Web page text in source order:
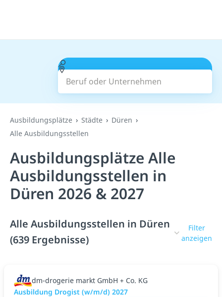
Beruf oder Unternehmen
Suchen
Ausbildungsplätze Städte
Düren
Alle Ausbildungsstellen
Ausbildungsplätze Alle
Ausbildungsstellen in
Düren 2026 & 2027
Alle Ausbildungsstellen in Düren
(639 Ergebnisse)
Filter
anzeigen
dm-drogerie markt GmbH + Co. KG
Ausbildung Drogist (w/m/d) 2027